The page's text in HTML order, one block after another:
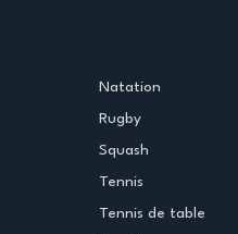
Natation
Rugby
Squash
Tennis
Tennis de table